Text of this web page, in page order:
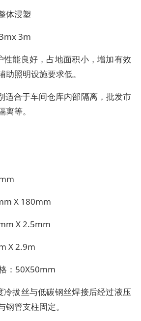
体浸塑
3m
性能良好，占地面积小，增加有效
照明设施要求低。
适合于车间仓库内部隔离，批发市
等。
X 180mm
X 2.5mm
X 2.9m
：50X50mm
冷拔丝与低碳钢丝焊接后经过液压
管支柱固定。